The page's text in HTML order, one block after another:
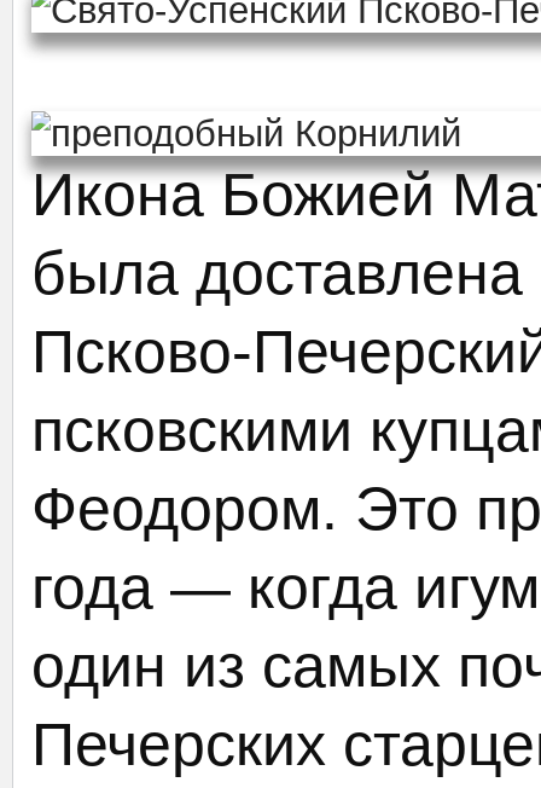
Икона Божией
была доставлена
Псково-
псковскими
Феодором. Это
года — когда
один из самых
Печерских